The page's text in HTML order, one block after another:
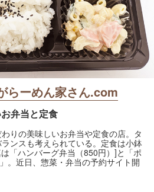
らーめん家さん.com
弁当と定食
りの美味しいお弁当や定食の店。タ
ンスも考えられている。定食は小鉢
「ハンバーグ弁当（850円）]と「ポ
。近日、惣菜・弁当の予約サイト開